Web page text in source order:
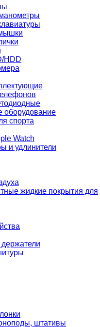
HDD
оборудование
спорта
Watch
и удлинители
жидкие покрытия для
штативы